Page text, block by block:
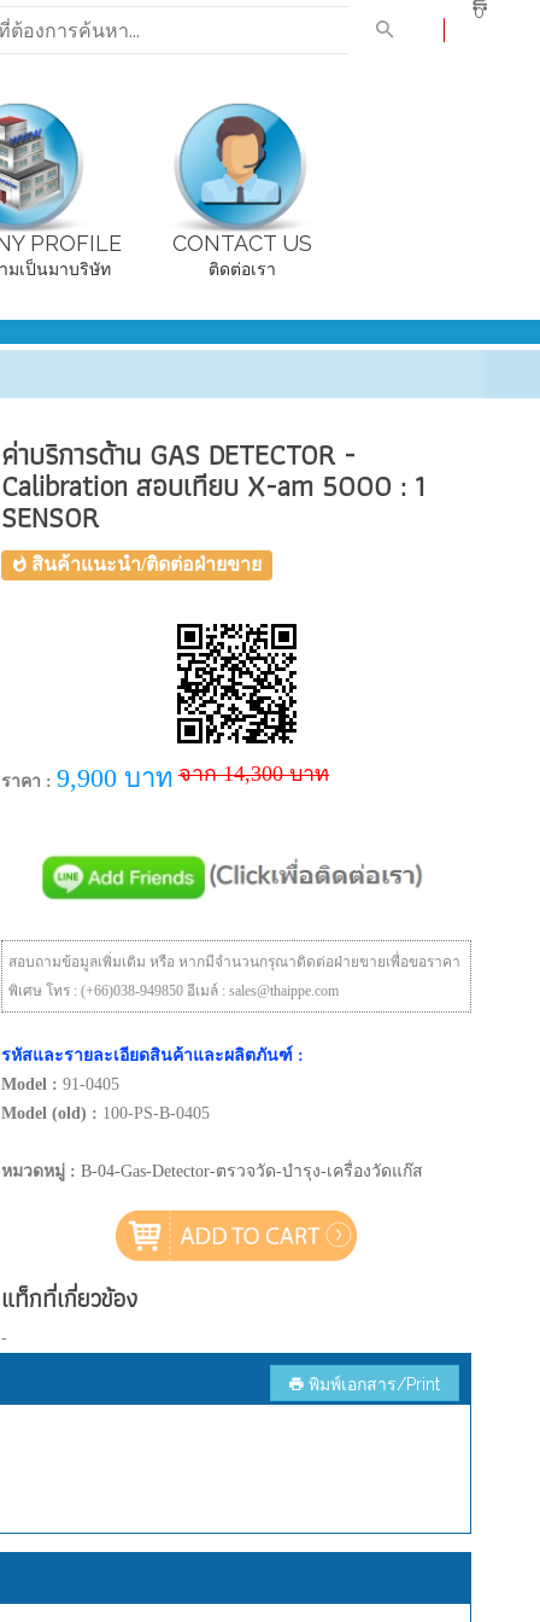
0
PROFILE
มเป็นมาบริษัท
CONTACT US
ติดต่อเรา
ค่าบริการด้าน GAS DETECTOR -
Calibration สอบเทียบ X-am 5000 : 1
SENSOR
สินค้าแนะนำ/ติดต่อฝ่ายขาย
ราคา : 9,900 บาท จาก 14,300 บาท
สอบถามข้อมูลเพิ่มเติม หรือ หากมีจำนวนกรุณาติดต่อฝ่ายขายเพื่อขอราคา
พิเศษ โทร : (+66)038-949850 อีเมล์ : sales@thaippe.com
รหัสและรายละเอียดสินค้าและผลิตภันฑ์ :
Model : 91-0405
Model (old) : 100-PS-B-0405
หมวดหมู่ : B-04-Gas-Detector-ตรวจวัด-บำรุง-เครื่องวัดแก๊ส
แท็กที่เกี่ยวข้อง
-
พิมพ์เอกสาร/Print